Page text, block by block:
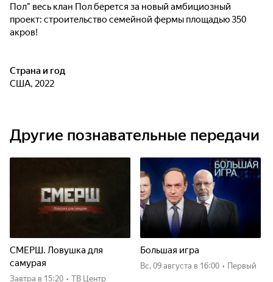
Пол" весь клан Пол берется за новый амбициозный
проект: строительство семейной фермы площадью 350
акров!
Страна и год
США, 2022
Другие познавательные передачи
СМЕРШ. Ловушка для
самурая
Завтра в 15:20 • ТВ Центр
Большая игра
вс, 09 августа в 16:00 • Первый